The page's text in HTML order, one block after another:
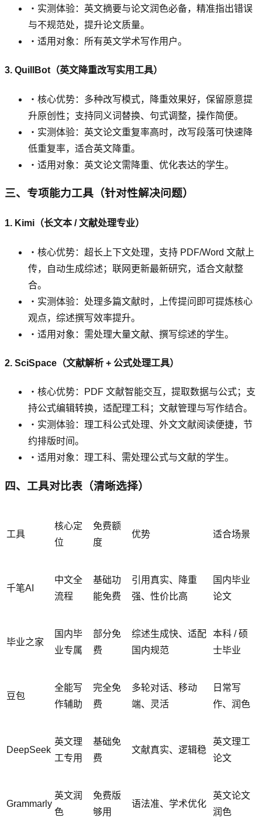
・实测体验：英文摘要与论文润色必备，精准指出错误
与不规范处，提升论文质量。
・适用对象：所有英文学术写作用户。
3. QuillBot（英文降重改写实用工具）
・核心优势：多种改写模式，降重效果好，保留原意提
升原创性；支持同义词替换、句式调整，操作简便。
・实测体验：英文论文重复率高时，改写段落可快速降
低重复率，适合英文降重。
・适用对象：英文论文需降重、优化表达的学生。
三、专项能力工具（针对性解决问题）
1. Kimi（长文本 / 文献处理专业）
・核心优势：超长上下文处理，支持 PDF/Word 文献上
传，自动生成综述；联网更新最新研究，适合文献整
合。
・实测体验：处理多篇文献时，上传提问即可提炼核心
观点，综述撰写效率提升。
・适用对象：需处理大量文献、撰写综述的学生。
2. SciSpace（文献解析 + 公式处理工具）
・核心优势：PDF 文献智能交互，提取数据与公式；支
持公式编辑转换，适配理工科；文献管理与写作结合。
・实测体验：理工科公式处理、外文文献阅读便捷，节
约排版时间。
・适用对象：理工科、需处理公式与文献的学生。
四、工具对比表（清晰选择）
工具
核心定
位
免费额
度
优势 适合场景
千笔AI
中文全
流程
基础功
能免费
引用真实、降重
强、性价比高
国内毕业
论文
毕业之家
国内毕
业专属
部分免
费
综述生成快、适配
国内规范
本科 / 硕
士毕业
豆包
全能写
作辅助
完全免
费
多轮对话、移动
端、灵活
日常写
作、润色
DeepSeek
英文理
工专用
基础免
费
文献真实、逻辑稳
英文理工
论文
Grammarly
英文润
色
免费版
够用
语法准、学术优化
英文论文
润色